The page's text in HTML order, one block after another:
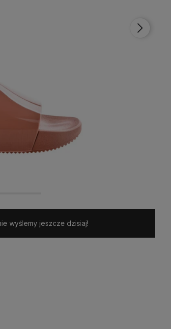
wyślemy jeszcze dzisiaj!